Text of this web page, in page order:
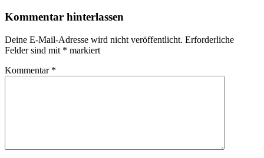
Kommentar hinterlassen
Deine E-Mail-Adresse wird nicht veröffentlicht. Erforderliche
Felder sind mit * markiert
Kommentar *